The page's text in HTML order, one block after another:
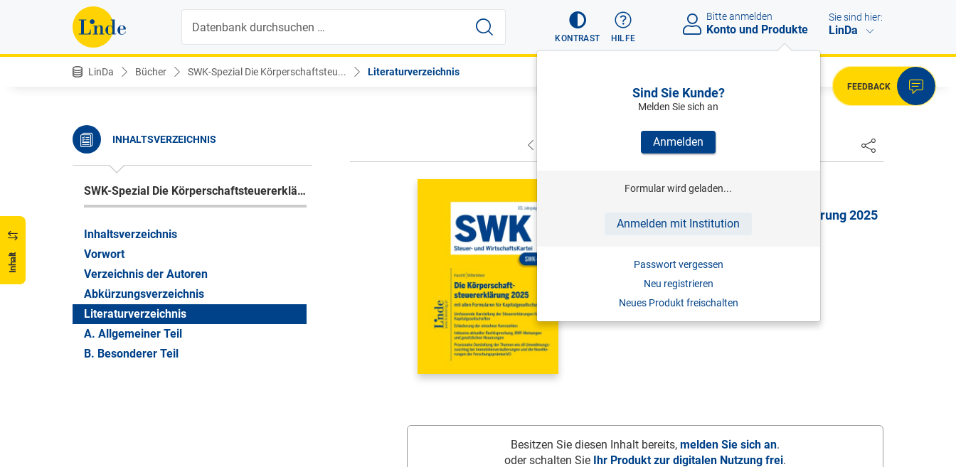
KONTRAST HILFE
Bitte anmelden
Konto und Produkte
Sind Sie Kunde?
Melden Sie sich an
Anmelden
Formular wird geladen...
Anmelden mit Institution
Passwort vergessen
Neu registrieren
Neues Produkt freischalten
Sie sind hier:
LinDa
LinDa Bücher SWK-Spezial Die Körperschaftsteu... Literaturverzeichnis
FEEDBACK
Inhalt
INHALTSVERZEICHNIS
SWK-Spezial Die Körperschaftsteuererklärung 2025
Inhaltsverzeichnis
Vorwort
Verzeichnis der Autoren
Abkürzungsverzeichnis
Literaturverzeichnis
A. Allgemeiner Teil
B. Besonderer Teil
NÄCHSTER
KNECHTL/MITTERLEHNER
SWK-Spezial Die Körperschaftsteuererklärung 2025
1. Aufl. 2026
978-3-99187-001-2
Besitzen Sie diesen Inhalt bereits, melden Sie sich an.
oder schalten Sie Ihr Produkt zur digitalen Nutzung frei.